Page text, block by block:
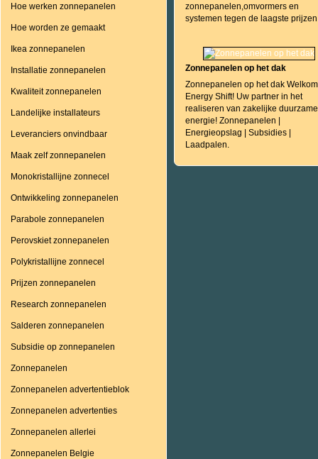
Hoe werken zonnepanelen
Hoe worden ze gemaakt
Ikea zonnepanelen
Installatie zonnepanelen
Kwaliteit zonnepanelen
Landelijke installateurs
Leveranciers onvindbaar
Maak zelf zonnepanelen
Monokristallijne zonnecel
Ontwikkeling zonnepanelen
Parabole zonnepanelen
Perovskiet zonnepanelen
Polykristallijne zonnecel
Prijzen zonnepanelen
Research zonnepanelen
Salderen zonnepanelen
Subsidie op zonnepanelen
Zonnepanelen
Zonnepanelen advertentieblok
Zonnepanelen advertenties
Zonnepanelen allerlei
Zonnepanelen Belgie
zonnepanelen,omvormers en
systemen tegen de laagste
Zonnepanelen op het dak
Zonnepanelen op het dak
Energy Shift! Uw partner in het
realiseren van zakelijke duurzame
energie! Zonnepanelen |
Energieopslag | Subsidies |
Laadpalen.